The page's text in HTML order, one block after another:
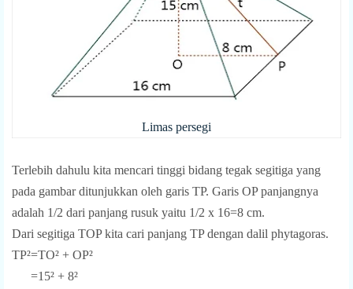
Limas persegi
Terlebih dahulu kita mencari tinggi bidang tegak segitiga yang
pada gambar ditunjukkan oleh garis TP. Garis OP panjangnya
adalah 1/2 dari panjang rusuk yaitu 1/2 x 16=8 cm.
Dari segitiga TOP kita cari panjang TP dengan dalil phytagoras.
TP²=TO² + OP²
=15² + 8²